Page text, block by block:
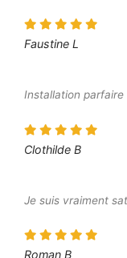
Faustine L
Installation parfaire
Clothilde B
Je suis vraiment
Roman B